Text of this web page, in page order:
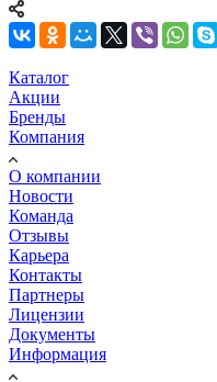
Каталог
Акции
Бренды
Компания
О компании
Новости
Команда
Отзывы
Карьера
Контакты
Партнеры
Лицензии
Документы
Информация